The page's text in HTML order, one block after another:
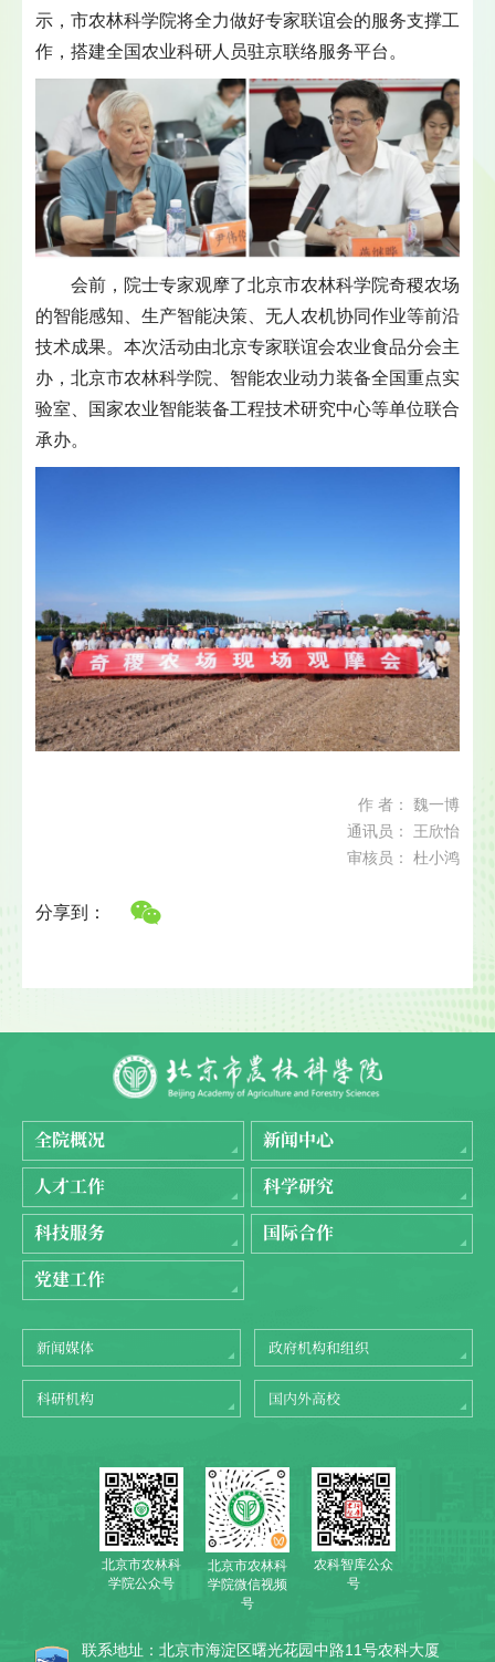
示，市农林科学院将全力做好专家联谊会的服务支撑工
作，搭建全国农业科研人员驻京联络服务平台。
会前，院士专家观摩了北京市农林科学院奇稷农场
的智能感知、生产智能决策、无人农机协同作业等前沿
技术成果。本次活动由北京专家联谊会农业食品分会主
办，北京市农林科学院、智能农业动力装备全国重点实
验室、国家农业智能装备工程技术研究中心等单位联合
承办。
作 者： 魏一博
通讯员： 王欣怡
审核员： 杜小鸿
分享到：
全院概况
新闻中心
人才工作
科学研究
科技服务
国际合作
党建工作
新闻媒体 政府机构和组织
科研机构 国内外高校
北京市农林科
学院公众号
北京市农林科
学院微信视频
号
农科智库公众
号
联系地址：北京市海淀区曙光花园中路11号农科大厦